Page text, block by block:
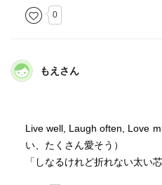
意匠権3つ取得の新機能レッ
開を果たす。2017年、ブラン
輝く」方法』、『ニューヨー
れた「誰からも大切にされる
書多数。
著者略歴 (「BOOK著者紹介情
エリカ
0
もえさん
Live well, Laugh often, Love
い、たくさん愛そう）
「しなるけれど折れない太い